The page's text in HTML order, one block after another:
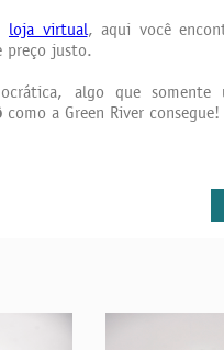
loja virtual, aqui você
preço justo.
algo que somente
como a Green River consegue!